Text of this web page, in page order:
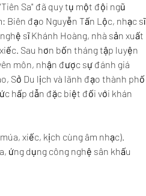
Sa" đã quy tụ một đội ngũ
Biên đạo Nguyễn Tấn Lộc, nhạc sĩ
sĩ Khánh Hoàng, nhà sản xuất
Sau hơn bốn tháng tập luyện
môn, nhận được sự đánh giá
Sở Du lịch và lãnh đạo thành phố
hấp dẫn đặc biệt đối với khán
xiếc, kịch cùng âm nhạc).
ứng dụng công nghệ sân khấu